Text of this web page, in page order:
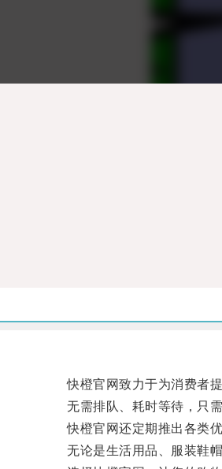
快橙官网致力于为消费者提
无需排队、耗时等待，只需
快橙官网还定期推出各类优
无论是生活用品、服装鞋帽